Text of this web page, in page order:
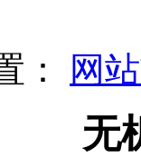
：
网
无